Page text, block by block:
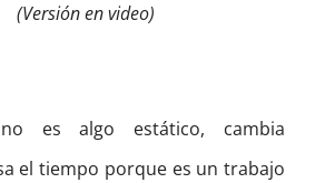
(Versión en video)
no es algo estático, cambia
el tiempo porque es un trabajo